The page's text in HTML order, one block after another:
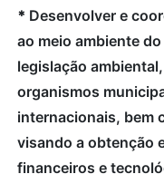
* Desenvolver e
ao meio ambiente
legislação
organismos
internacionais, bem
visando a obtenção
financeiros e